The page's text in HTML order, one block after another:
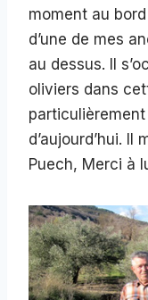
moment au
d’une de mes
au dessus. Il
oliviers dans
d’aujourd’hui. Il
Puech, Merci à